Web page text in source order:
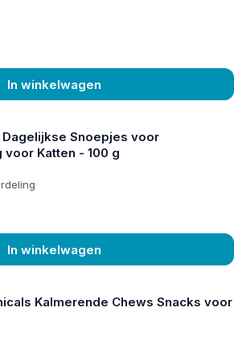
In winkelwagen
Snoepjes voor
Katten - 100 g
In winkelwagen
Kalmerende Chews Snacks voor